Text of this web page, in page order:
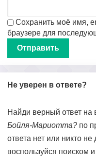
Сохранить моё имя,
браузере для
Не уверен в ответе?
Найди верный ответ на
Бойля-Мариотта? по
ответа нет или никто не
воспользуйся поиском